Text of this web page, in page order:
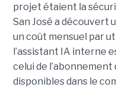
projet étaient la
San José a découvert
un coût mensuel par
l’assistant IA interne
celui de
disponibles dans le